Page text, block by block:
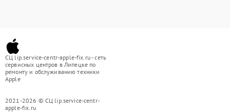
СЦ lip.service-centr-apple-fix.ru - сеть
сервисных центров в Липецке по
ремонту и обслуживанию техники
Apple
2021-2026 © СЦ lip.service-centr-
apple-fix.ru